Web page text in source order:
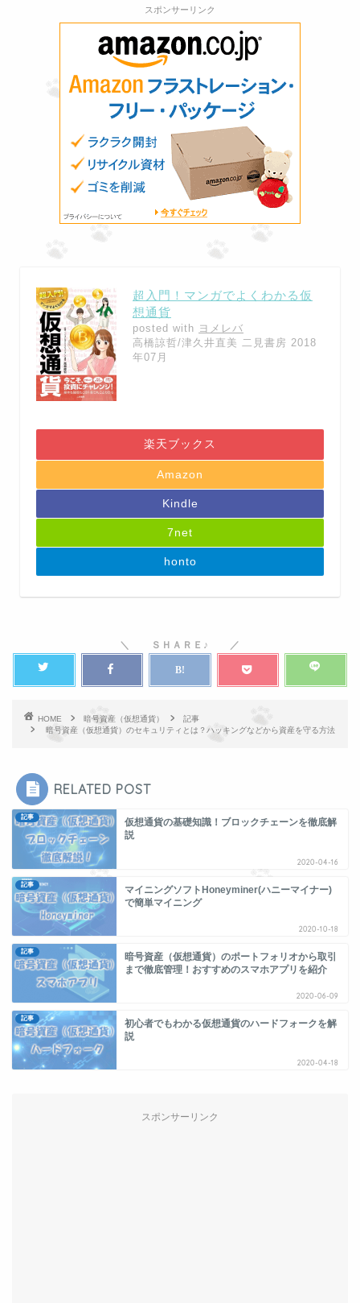
スポンサーリンク
超入門！マンガでよくわかる仮
想通貨
posted with ヨメレバ
高橋諒哲/津久井直美 二見書房 2018
年07月
楽天ブックス
Amazon
Kindle
7net
honto
HOME 暗号資産（仮想通貨）
記事
暗号資産（仮想通貨）のセキュリティとは？ハッキングなどから資産を守る方法
RELATED POST
記事
仮想通貨の基礎知識！ブロックチェーンを徹底解
説
2020-04-16
記事
マイニングソフトHoneyminer(ハニーマイナー)
で簡単マイニング
2020-10-18
記事
暗号資産（仮想通貨）のポートフォリオから取引
まで徹底管理！おすすめのスマホアプリを紹介
2020-06-09
記事
初心者でもわかる仮想通貨のハードフォークを解
説
2020-04-18
スポンサーリンク